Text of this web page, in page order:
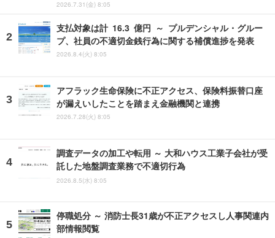
2026.7.31(金) 8:05
支払対象は計 16.3 億円 ～ プルデンシャル・グルー
プ、社員の不適切金銭行為に関する補償進捗を発表
2026.8.4(火) 8:05
アフラック生命保険に不正アクセス、保険料振替口座
が漏えいしたことを踏まえ金融機関と連携
2026.7.28(火) 8:05
調査データの加工や転用 ～ 大和ハウス工業子会社が受
託した地盤調査業務で不適切行為
2026.8.5(水) 8:05
停職処分 ～ 消防士長31歳が不正アクセスし人事関連内
部情報閲覧